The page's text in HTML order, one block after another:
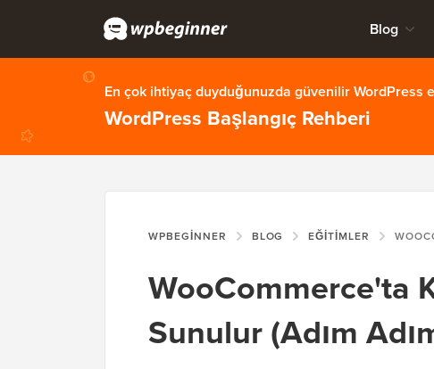
Blog
En çok ihtiyaç duyduğunuzda güvenilir WordPress
WordPress Başlangıç Rehberi
WPBEGINNER BLOG EĞITIMLER WOOCOMMERCE'TA
WooCommerce'ta
Sunulur (Adım